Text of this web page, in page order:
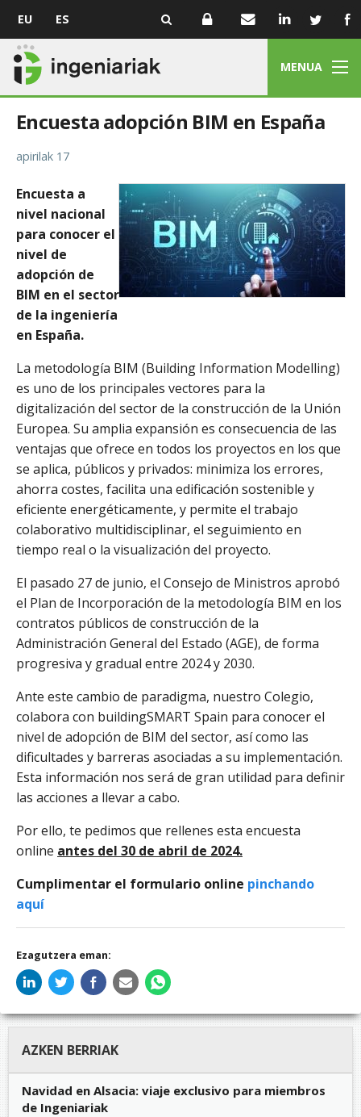
EU ES
MENUA
Encuesta adopción BIM en España
apirilak 17
Encuesta a
nivel nacional
para conocer el
nivel de
adopción de
BIM en el sector
de la ingeniería
en España.
La metodología BIM (Building Information Modelling)
es uno de los principales vectores para la
digitalización del sector de la construcción de la Unión
Europea. Su amplia expansión es consecuencia de las
ventajas que ofrece en todos los proyectos en los que
se aplica, públicos y privados: minimiza los errores,
ahorra costes, facilita una edificación sostenible y
eficiente energéticamente, y permite el trabajo
colaborativo multidisciplinar, el seguimiento en
tiempo real o la visualización del proyecto.
El pasado 27 de junio, el Consejo de Ministros aprobó
el Plan de Incorporación de la metodología BIM en los
contratos públicos de construcción de la
Administración General del Estado (AGE), de forma
progresiva y gradual entre 2024 y 2030.
Ante este cambio de paradigma, nuestro Colegio,
colabora con buildingSMART Spain para conocer el
nivel de adopción de BIM del sector, así como las
dificultades y barreras asociadas a su implementación.
Esta información nos será de gran utilidad para definir
las acciones a llevar a cabo.
Por ello, te pedimos que rellenes esta encuesta
online antes del 30 de abril de 2024.
Cumplimentar el formulario online pinchando
aquí
Ezagutzera eman:
AZKEN BERRIAK
Navidad en Alsacia: viaje exclusivo para miembros
de Ingeniariak